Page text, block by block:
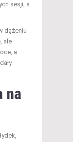
sesji, a
dążeniu
ale
a
na